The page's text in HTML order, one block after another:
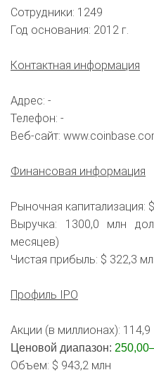
Сотрудники: 1249
Год основания: 2012 г.
Контактная информация
Адрес: -
Телефон: -
Веб-сайт:
Финансовая информация
Рыночная капитализация:
Выручка: 1300,0 млн
месяцев)
Чистая прибыль: $ 322,3
Профиль IPO
Акции (в миллионах): 114,9
Ценовой диапазон:
Объем: $ 943,2 млн